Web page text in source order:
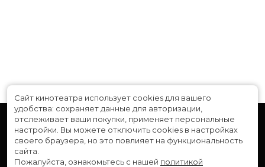
Сайт кинотеатра использует cookies для вашего
удобства: сохраняет данные для авторизации,
отслеживает ваши покупки, применяет персональные
настройки. Вы можете отключить cookies в настройках
своего браузера, но это повлияет на функциональность
сайта.
Пожалуйста, ознакомьтесь с нашей политикой